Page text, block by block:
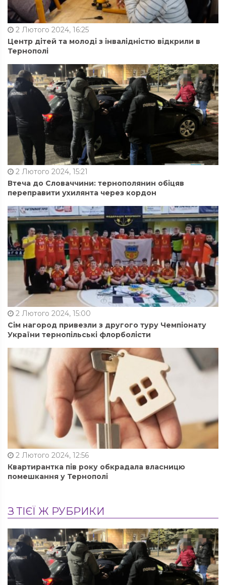
2 Лютого 2024, 16:25
Центр дітей та молоді з інвалідністю відкрили в
Тернополі
2 Лютого 2024, 15:21
Втеча до Словаччини: тернополянин обіцяв
переправити ухилянта через кордон
2 Лютого 2024, 15:00
Сім нагород привезли з другого туру Чемпіонату
України тернопільські флорболісти
2 Лютого 2024, 12:56
Квартирантка пів року обкрадала власницю
помешкання у Тернополі
З ТІЄЇ Ж РУБРИКИ